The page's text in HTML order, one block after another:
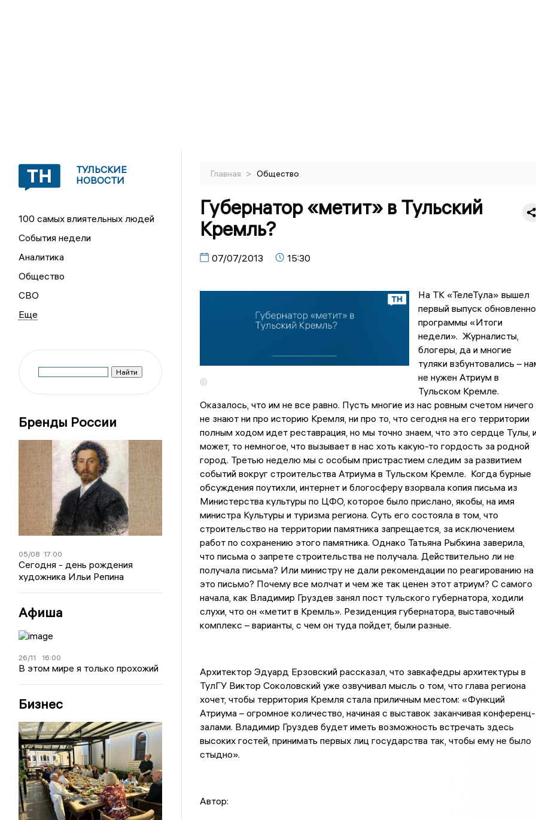
ТУЛЬСКИЕ
НОВОСТИ
100 самых влиятельных людей
События недели
Аналитика
Общество
СВО
Бренды России
05/08 17:00
Сегодня - день рождения
художника Ильи Репина
Афиша
26/11 16:00
В этом мире я только прохожий
Бизнес
Главная > Общество
Губернатор «метит» в Тульский
Кремль?
07/07/2013 15:30
©
На ТК «ТелеТула» вышел
первый выпуск
программы «Итоги
недели». Журналисты,
блогеры, да и многие
туляки взбунтовались –
не нужен Атриум в
Тульском Кремле.
Оказалось, что им не все равно. Пусть многие из нас ровным счетом ничего
не знают ни про историю Кремля, ни про то, что сегодня на его территории
полным ходом идет реставрация, но мы точно знаем, что это сердце Тулы,
может, то немногое, что вызывает в нас хоть какую-то гордость за родной
город. Третью неделю мы с особым пристрастием следим за развитием
событий вокруг строительства Атриума в Тульском Кремле. Когда бурные
обсуждения поутихли, интернет и блогосферу взорвала копия письма из
Министерства культуры по ЦФО, которое было прислано, якобы, на имя
министра Культуры и туризма региона. Суть его состояла в том, что
строительство на территории памятника запрещается, за исключением
работ по сохранению этого памятника. Однако Татьяна Рыбкина заверила,
что письма о запрете строительства не получала. Действительно ли не
получала письма? Или министру не дали рекомендации по реагированию на
это письмо? Почему все молчат и чем же так ценен этот атриум? С самого
начала, как Владимир Груздев занял пост тульского губернатора, ходили
слухи, что он «метит в Кремль». Резиденция губернатора, выставочный
комплекс – варианты, с чем он туда пойдет, были разные.
Архитектор Эдуард Ерзовский рассказал, что завкафедры архитектуры в
ТулГУ Виктор Соколовский уже озвучивал мысль о том, что глава региона
хочет, чтобы территория Кремля стала приличным местом: «Функций
Атриума – огромное количество, начиная с выставок заканчивая конференц-
залами. Владимир Груздев будет иметь возможность встречать здесь
высоких гостей, принимать первых лиц государства так, чтобы ему не было
стыдно».
Автор: